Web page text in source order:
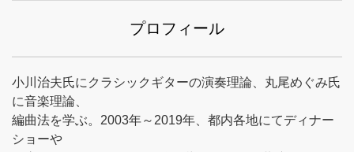
プロフィール
小川治夫氏にクラシックギターの演奏理論、丸尾めぐみ氏
に音楽理論、
編曲法を学ぶ。2003年～2019年、都内各地にてディナー
ショーや